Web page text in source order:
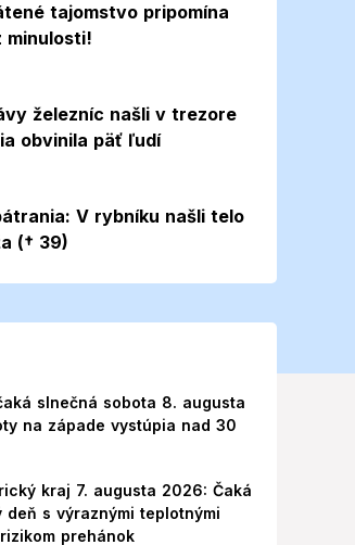
tajomstvo pripomína
minulosti!
železníc našli v trezore
obvinila päť ľudí
V rybníku našli telo
(† 39)
slnečná sobota 8. augusta
na západe vystúpia nad 30
kraj 7. augusta 2026: Čaká
deň s výraznými teplotnými
prehánok